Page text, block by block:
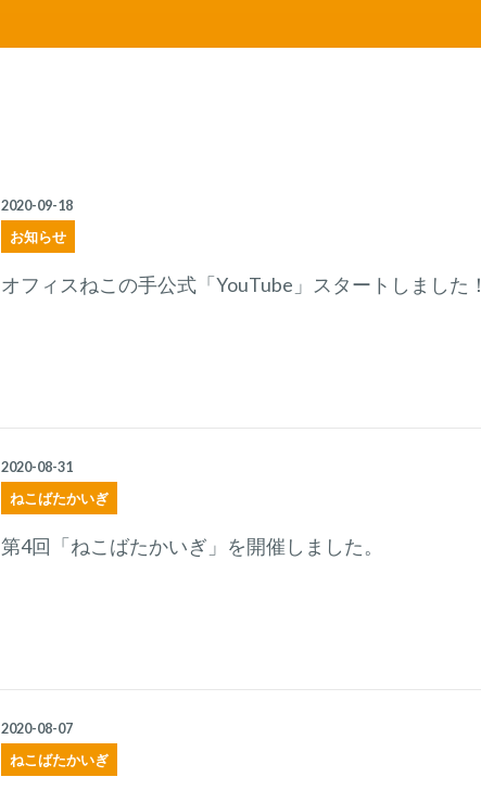
お知らせ
2020-09-18
オフィスねこの手公式「YouTube」スタートしました！
ねこばたかいぎ
2020-08-31
第4回「ねこばたかいぎ」を開催しました。
ねこばたかいぎ
2020-08-07